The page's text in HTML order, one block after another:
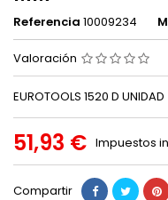
Referencia 10009234
Valoración
EUROTOOLS 1520 D UNIDAD
51,93 € Impuestos
Compartir